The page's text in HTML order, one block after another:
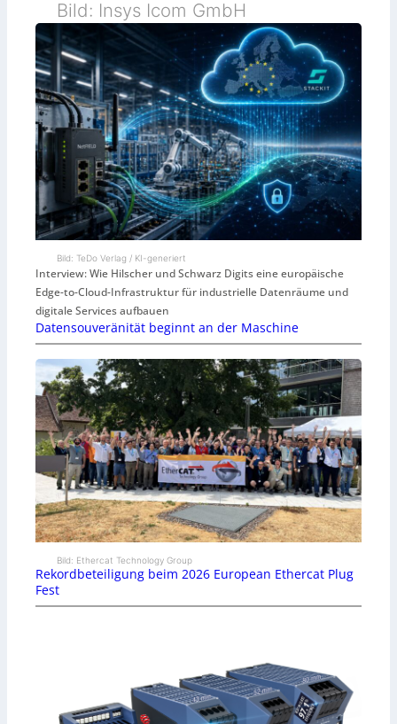
Bild: Insys Icom GmbH
Bild: TeDo Verlag / KI-generiert
Interview: Wie Hilscher und Schwarz Digits eine europäische
Edge-to-Cloud-Infrastruktur für industrielle Datenräume und
digitale Services aufbauen
Datensouveränität beginnt an der Maschine
Bild: Ethercat Technology Group
Rekordbeteiligung beim 2026 European Ethercat Plug
Fest